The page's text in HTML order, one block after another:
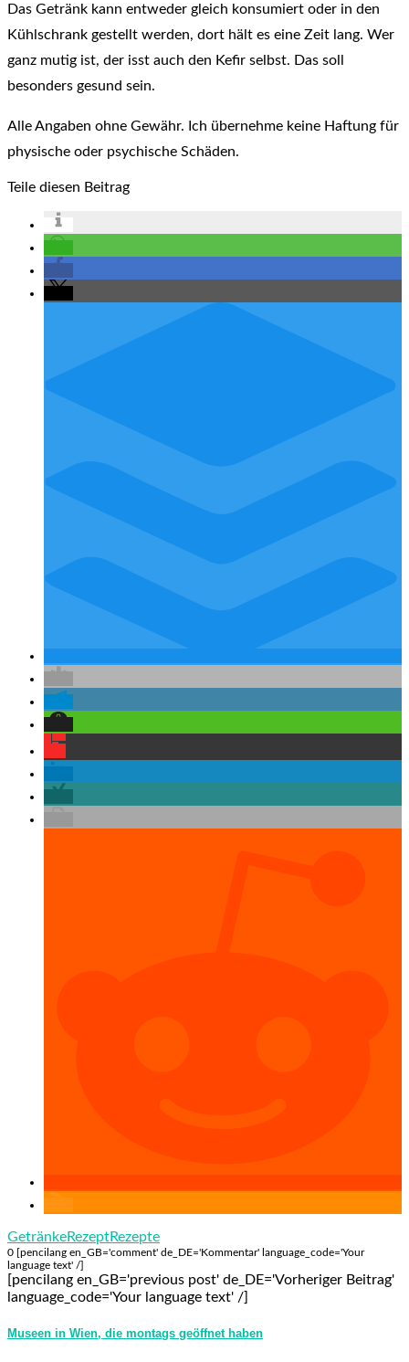
Das Getränk kann entweder gleich konsumiert oder in den
Kühlschrank gestellt werden, dort hält es eine Zeit lang. Wer
ganz mutig ist, der isst auch den Kefir selbst. Das soll
besonders gesund sein.
Alle Angaben ohne Gewähr. Ich übernehme keine Haftung für
physische oder psychische Schäden.
Teile diesen Beitrag
GetränkeRezeptRezepte
0 [pencilang en_GB='comment' de_DE='Kommentar' language_code='Your
language text' /]
[pencilang en_GB='previous post' de_DE='Vorheriger Beitrag'
language_code='Your language text' /]
Museen in Wien, die montags geöffnet haben